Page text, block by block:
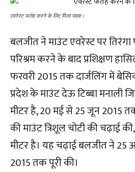
एवरेस्ट फतेह करने के लिए मिला पदक।
बलजीत ने माउंट एवरेस्ट पर
परिश्रम करने के बाद प्रशिक्षण
फरवरी 2015 तक दार्जलिंग में
प्रदेश के माउंट देऊ टिब्बा मनाली
मीटर है, 20 मई से 25 जून 2015
की माउंट त्रिशूल चोटी की चढ़ाई
मीटर है। यह चढ़ाई बलजीत ने 25
2015 तक पूरी की।